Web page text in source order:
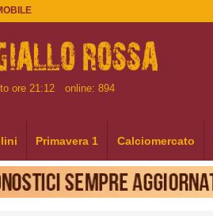
ore 21:12 online: 894
Primavera 1 Calciomercato